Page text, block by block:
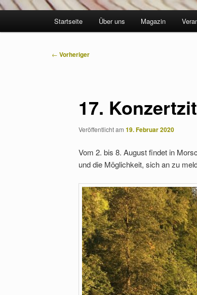
Startseite Über uns Magazin
Beitragsnavigation
← Vorheriger
17.
Veröffentlicht am19. Februar 2020
Vom 2. bis 8. August findet in
und die Möglichkeit, sich an zu